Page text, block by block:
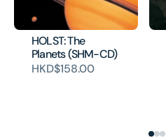
HOLST: The
Planets (SHM-CD)
HKD$158.00